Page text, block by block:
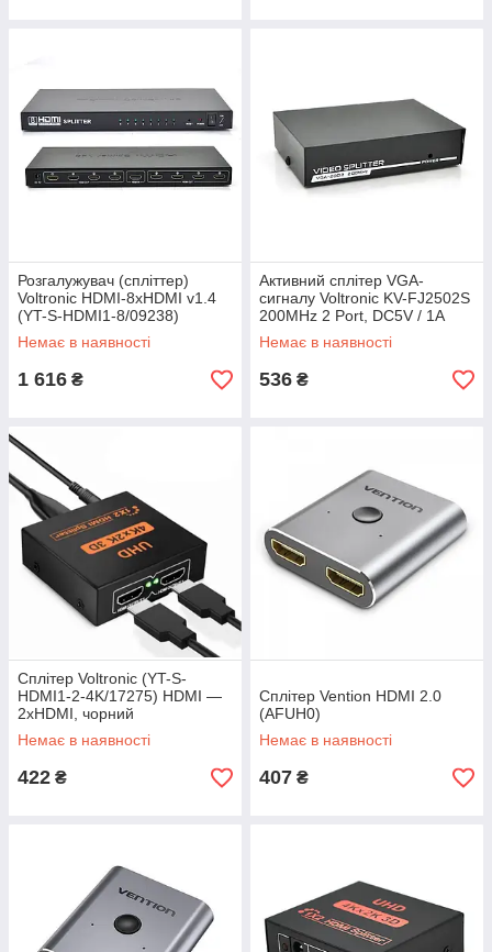
Розгалужувач (спліттер)
Voltronic HDMI-8xHDMI v1.4
(YT-S-HDMI1-8/09238)
Немає в наявності
1 616 ₴
Активний сплітер VGA-
сигналу Voltronic KV-FJ2502S
200MHz 2 Port, DC5V / 1A
(VGA2002/03357)
Немає в наявності
536 ₴
Сплітер Voltronic (YT-S-
HDMI1-2-4K/17275) HDMI —
2xHDMI, чорний
Немає в наявності
422 ₴
Сплітер Vention HDMI 2.0
(AFUH0)
Немає в наявності
407 ₴